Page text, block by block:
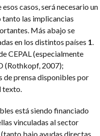
casos, será necesario un
tanto las implicancias
Más abajo se
en los distintos países 1.
CEPAL (especialmente
(Rothkopf, 2007);
de prensa disponibles por
texto.
está siendo financiado
vinculadas al sector
bajo ayudas directas